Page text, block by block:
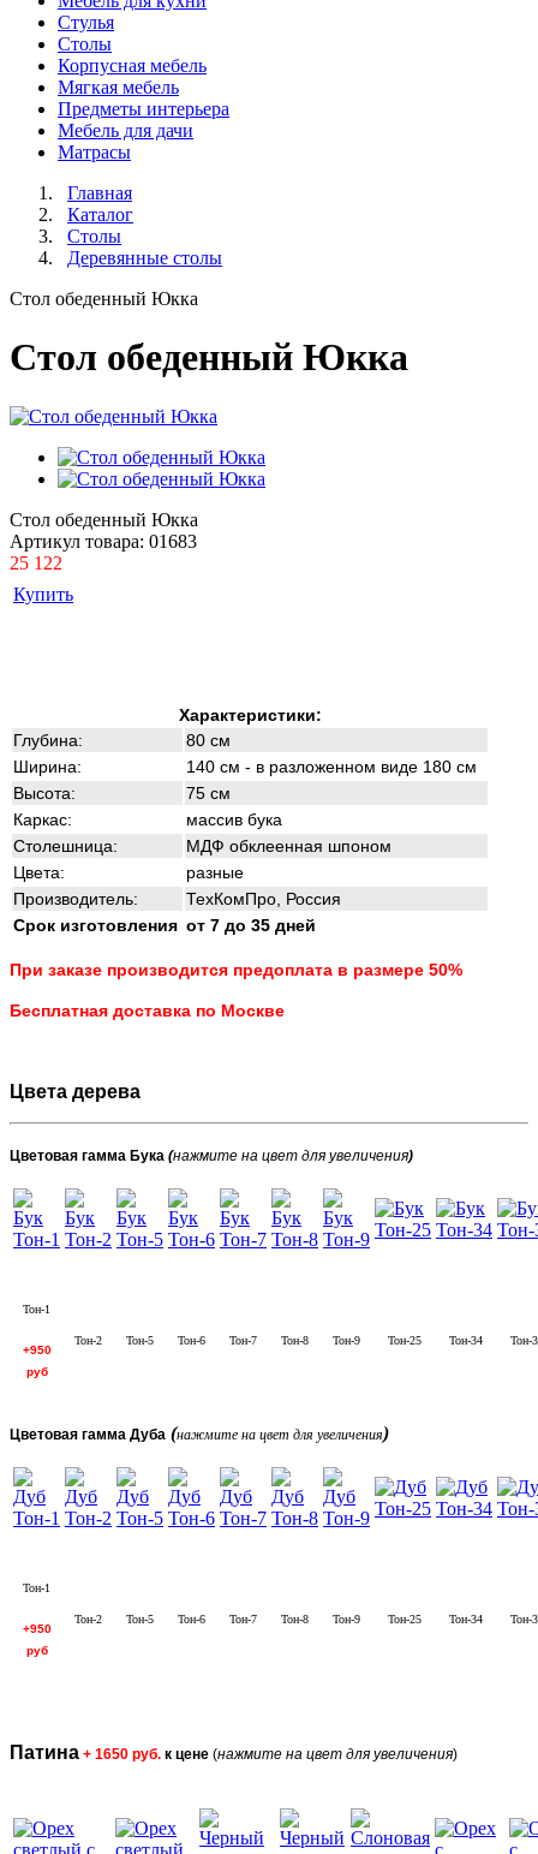
Стулья
Столы
Корпусная мебель
Мягкая мебель
Предметы интерьера
Мебель для дачи
Матраcы
Главная
Каталог
Столы
Деревянные столы
Стол обеденный Юкка
Стол обеденный Юкка
Стол обеденный Юкка
Артикул товара: 01683
25 122
Купить
Характеристики:
Глубина:
80 см
Ширина:
140 см - в разложенном виде 180 см
Высота:
75 см
Каркас:
массив бука
Столешница:
МДФ обклеенная шпоном
Цвета:
разные
Производитель:
ТехКомПро, Россия
Срок изготовления от 7 до 35 дней
При заказе производится предоплата в размере 50%
Бесплатная доставка по Москве
Цвета дерева
Цветовая гамма Бука (нажмите на цвет для увеличения)
Тон-1
+950
руб
Тон-2 Тон-5 Тон-6 Тон-7 Тон-8 Тон-9 Тон-25 Тон-34 Тон-
Цветовая гамма Дуба (нажмите на цвет для увеличения)
Тон-1
+950
руб
Тон-2 Тон-5 Тон-6 Тон-7 Тон-8 Тон-9 Тон-25 Тон-34 Тон-
Патина + 1650 руб. к цене (нажмите на цвет для увеличения)